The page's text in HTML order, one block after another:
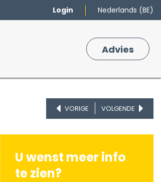
Login Nederlands (BE)
Adv​ies
VORIGE VOLGENDE
U wenst meer info
te zien?